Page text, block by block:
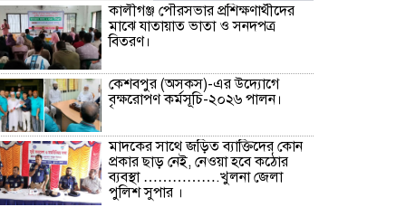
কালীগঞ্জ পৌরসভার প্রশিক্ষণার্থীদের
মাঝে যাতায়াত ভাতা ও সনদপত্র
বিতরণ।
কেশবপুর (অসকস)-এর উদ্যোগে
বৃক্ষরোপণ কর্মসূচি-২০২৬ পালন।
মাদকের সাথে জড়িত ব্যাক্তিদের কোন
প্রকার ছাড় নেই, নেওয়া হবে কঠোর
ব্যবস্থা …………….খুলনা জেলা
পুলিশ সুপার ।